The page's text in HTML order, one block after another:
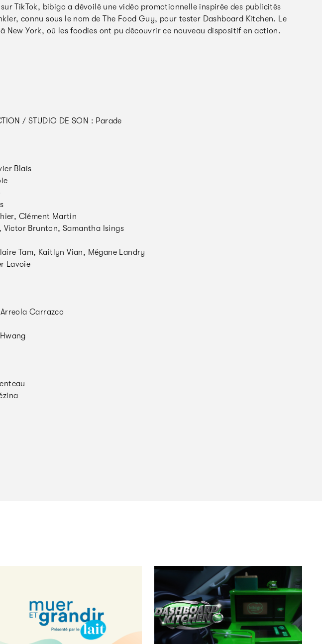
TikTok, bibigo a dévoilé une vidéo promotionnelle inspirée des publicités
connu sous le nom de The Food Guy, pour tester Dashboard Kitchen. Le
New York, où les foodies ont pu découvrir ce nouveau dispositif en action.
/ STUDIO DE SON : Parade
Blais
Clément Martin
Victor Brunton, Samantha Isings
Tam, Kaitlyn Vian, Mégane Landry
Lavoie
Arreola Carrazco